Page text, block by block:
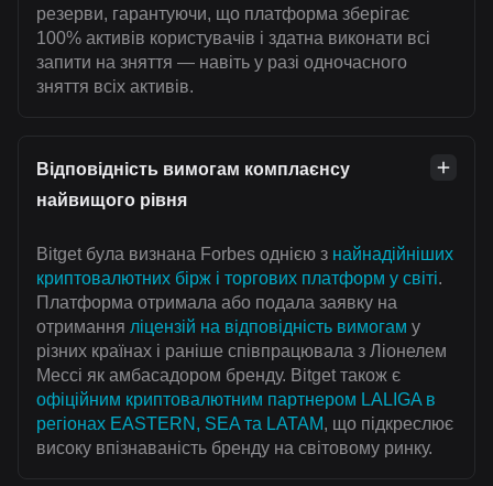
резерви, гарантуючи, що платформа зберігає
100% активів користувачів і здатна виконати всі
запити на зняття — навіть у разі одночасного
зняття всіх активів.
Відповідність вимогам комплаєнсу
найвищого рівня
Bitget була визнана Forbes однією з найнадійніших
криптовалютних бірж і торгових платформ у світі.
Платформа отримала або подала заявку на
отримання ліцензій на відповідність вимогам у
різних країнах і раніше співпрацювала з Ліонелем
Мессі як амбасадором бренду. Bitget також є
офіційним криптовалютним партнером LALIGA в
регіонах EASTERN, SEA та LATAM, що підкреслює
високу впізнаваність бренду на світовому ринку.